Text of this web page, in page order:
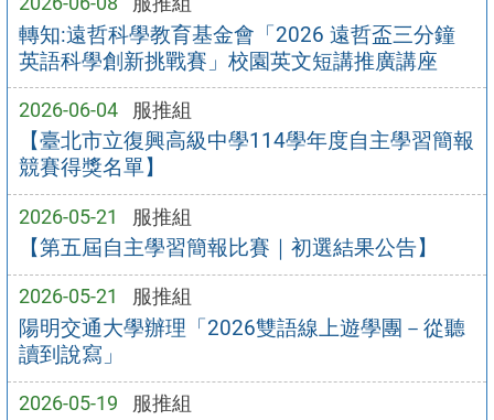
轉知:遠哲科學教育基金會「2026 遠哲盃三分鐘
英語科學創新挑戰賽」校園英文短講推廣講座
2026-06-04 服推組
【臺北市立復興高級中學114學年度自主學習簡報
競賽得獎名單】
2026-05-21 服推組
【第五屆自主學習簡報比賽｜初選結果公告】
2026-05-21 服推組
陽明交通大學辦理「2026雙語線上遊學團－從聽
讀到說寫」
2026-05-19 服推組